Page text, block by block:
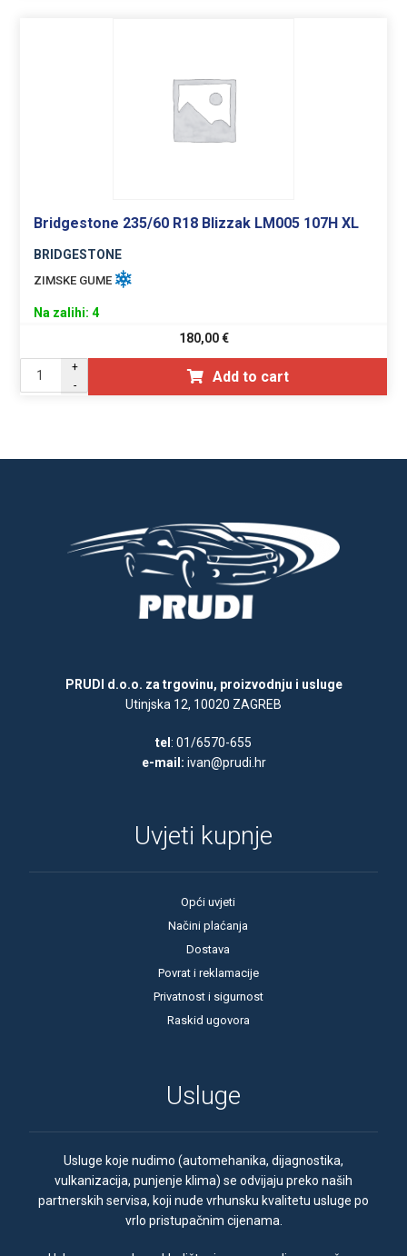
Bridgestone 235/60 R18 Blizzak LM005 107H XL
BRIDGESTONE
ZIMSKE GUME
Na zalihi: 4
180,00€
+
-
Add to cart
PRUDI d.o.o. za trgovinu, proizvodnju i usluge
Utinjska 12, 10020 ZAGREB
tel : 01/6570-655
e-mail: ivan@prudi.hr
Uvjeti kupnje
Opći uvjeti
Načini plaćanja
Dostava
Povrat i reklamacije
Privatnost i sigurnost
Raskid ugovora
Usluge
Usluge koje nudimo (automehanika, dijagnostika,
vulkanizacija, punjenje klima) se odvijaju preko naših
partnerskih servisa, koji nude vrhunsku kvalitetu usluge po
vrlo pristupačnim cijenama.